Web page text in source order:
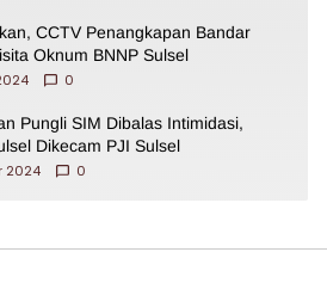
CCTV Penangkapan Bandar
Oknum BNNP Sulsel
0
Pungli SIM Dibalas Intimidasi,
Dikecam PJI Sulsel
2024
0